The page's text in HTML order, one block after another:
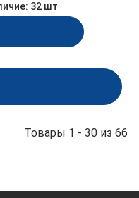
32 шт
Товары 1 - 30 из 66